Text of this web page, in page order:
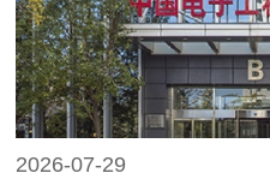
2026-07-29